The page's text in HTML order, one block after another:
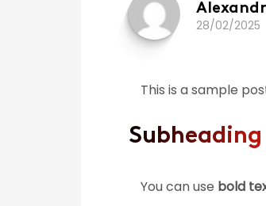
28/02/2025
This is a sample
Subheading
You can use bold